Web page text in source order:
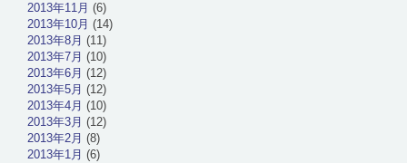
2013年11月 (6)
2013年10月 (14)
2013年8月 (11)
2013年7月 (10)
2013年6月 (12)
2013年5月 (12)
2013年4月 (10)
2013年3月 (12)
2013年2月 (8)
2013年1月 (6)